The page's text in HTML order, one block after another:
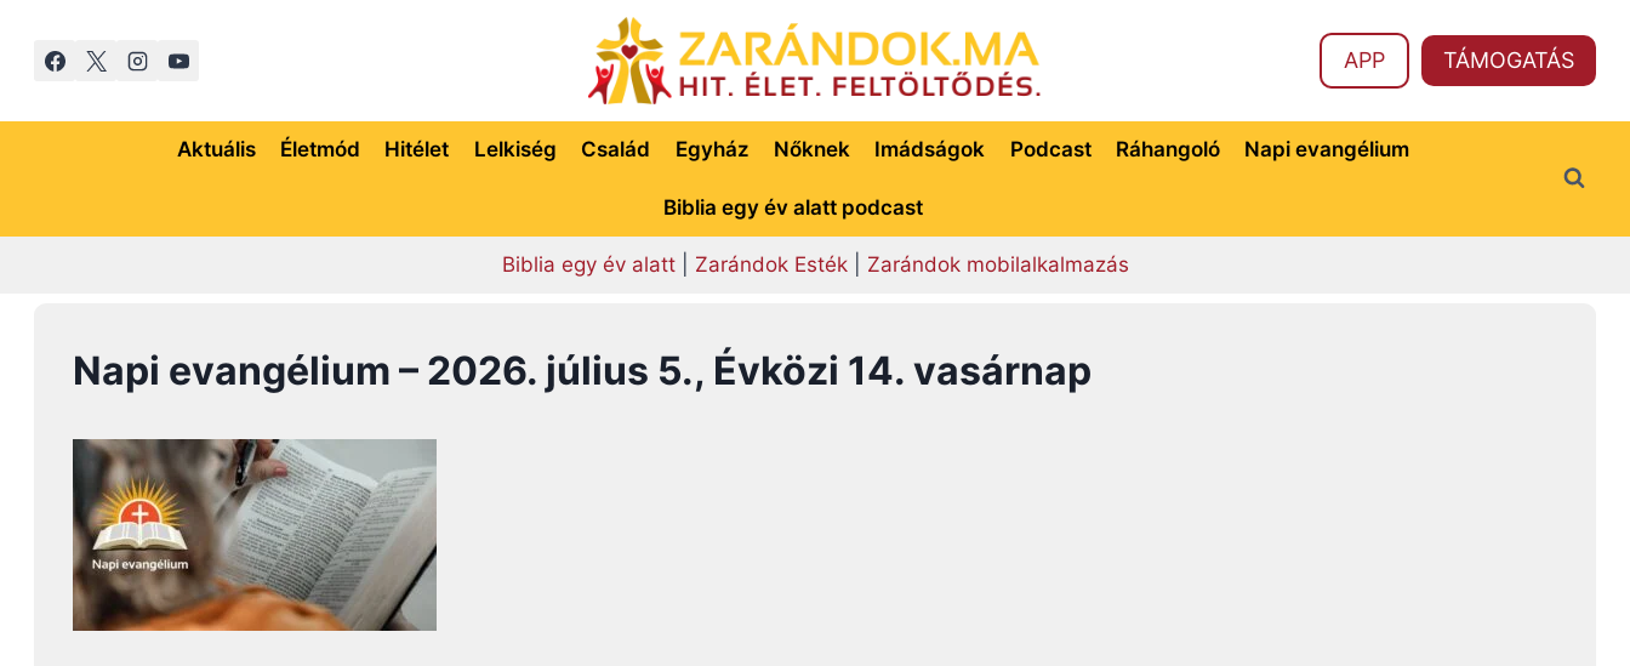
APP TÁMOGATÁS
Aktuális Életmód Hitélet Lelkiség Család Egyház Nőknek Imádságok Podcast Ráhangoló Napi evangélium
Biblia egy év alatt podcast
Biblia egy év alatt| Zarándok Esték| Zarándok mobilalkalmazás
Napi evangélium – 2026. július 5., Évközi 14. vasárnap